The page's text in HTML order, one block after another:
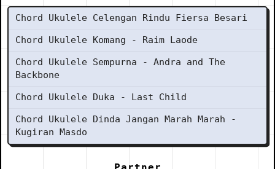
Chord Ukulele Celengan Rindu Fiersa Besari
Chord Ukulele Komang - Raim Laode
Chord Ukulele Sempurna - Andra and The
Backbone
Chord Ukulele Duka - Last Child
Chord Ukulele Dinda Jangan Marah Marah -
Kugiran Masdo